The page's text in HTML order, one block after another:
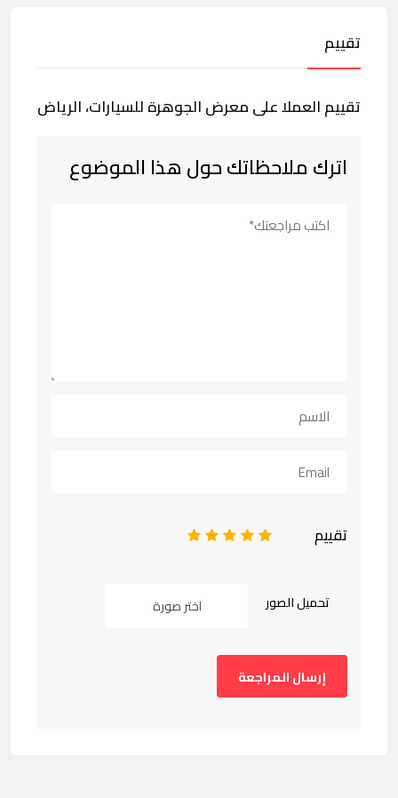
تقييم
تقييم العملا على معرض الجوهرة للسيارات، الرياض
اترك ملاحظاتك حول هذا الموضوع
تقييم 5
4
3
2
تحميل الصور اختر صورة